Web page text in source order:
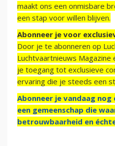
maakt ons een onmisbare
een stap voor willen blijven.
Abonneer je voor
Door je te abonneren op
Luchtvaartnieuws Magazine
je toegang tot exclusieve
ervaring die je steeds een
Abonneer je vandaag
een gemeenschap die
betrouwbaarheid en